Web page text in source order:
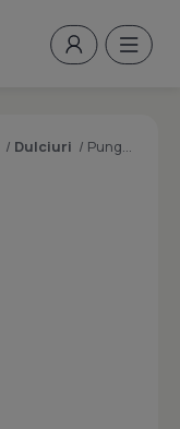
/ Dulciuri / Pungulite cu Castane